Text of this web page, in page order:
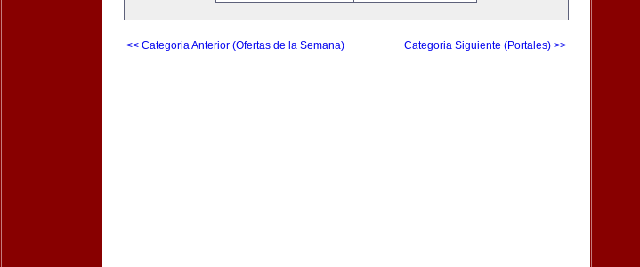
<< Categoria Anterior (Ofertas de la Semana) Categoria Siguiente (Portales) >>